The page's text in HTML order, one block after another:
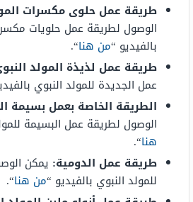
طريقة عمل حلوى مكسرات
الوصول لطريقة عمل حلويات
بالفيديو “من هنا“.
طريقة عمل لذيذة المولد
عمل الجديدة للمولد النبوي
الطريقة الخاصة بعمل بسيمة
الوصول لطريقة عمل البسيمة
هنا“.
طريقة عمل الدومية: يمكن
للمولد النبوي بالفيديو “من هنا“.